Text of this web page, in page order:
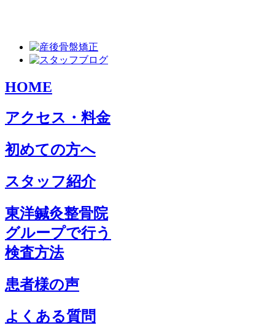
HOME
アクセス・料金
初めての方へ
スタッフ紹介
東洋鍼灸整骨院
グループで行う
検査方法
患者様の声
よくある質問